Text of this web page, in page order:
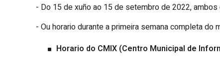
- Do 15 de xuño ao 15 de setembro de 2022,
- Ou horario durante a primeira semana completa do
Horario do CMIX (Centro Municipal de